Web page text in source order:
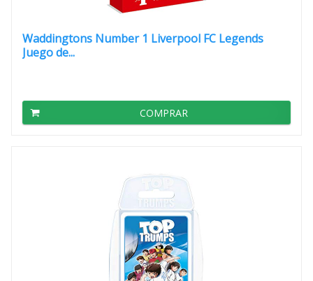
Waddingtons Number 1 Liverpool FC Legends
Juego de...
COMPRAR